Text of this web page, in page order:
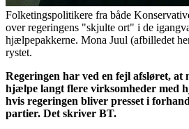
Folketingspolitikere fra både
over regeringens "skjulte ort" i de
hjælpepakkerne. Mona Juul (afbilledet
rystet.
Regeringen har ved en fejl afsløret,
hjælpe langt flere virksomheder med
hvis regeringen bliver presset i
partier. Det skriver BT.